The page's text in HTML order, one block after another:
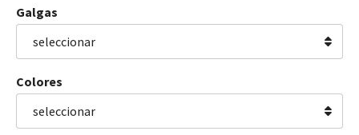
Galgas
Colores